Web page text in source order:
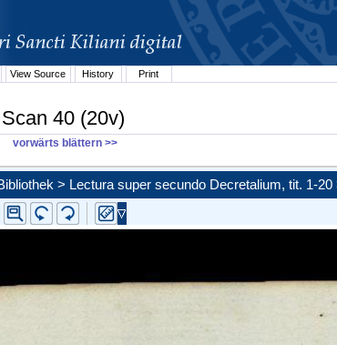
View Source History Print
40 (20v)
vorwärts blättern >>